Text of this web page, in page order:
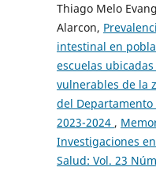
Thiago Melo
Alarcon,
intestinal en
escuelas
vulnerables de la
del Departamento
2023-2024 ,
Investigaciones
Salud: Vol. 23